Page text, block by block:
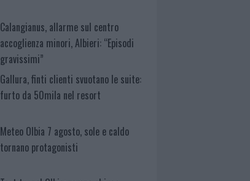
Calangianus, allarme sul centro
accoglienza minori, Albieri: “Episodi
gravissimi”
Gallura, finti clienti svuotano le suite:
furto da 50mila nel resort
Meteo Olbia 7 agosto, sole e caldo
tornano protagonisti